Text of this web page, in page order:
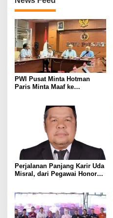
PWI Pusat Minta Hotman
Paris Minta Maaf ke
Perjalanan Panjang Karir Uda
Misral, dari Pegawai Honorer
Eselon III